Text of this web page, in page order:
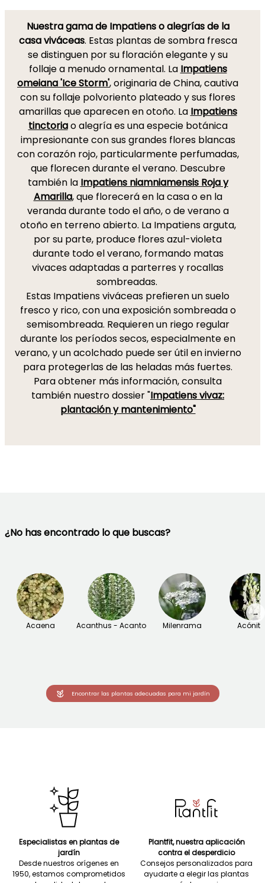
Nuestra gama de Impatiens o alegrías de la
casa viváceas. Estas plantas de sombra fresca
se distinguen por su floración elegante y su
follaje a menudo ornamental. La Impatiens
omeiana 'Ice Storm', originaria de China, cautiva
con su follaje polvoriento plateado y sus flores
amarillas que aparecen en otoño. La Impatiens
tinctoriao alegría es una especie botánica
impresionante con sus grandes flores blancas
con corazón rojo, particularmente perfumadas,
que florecen durante el verano. Descubre
también la Impatiens niamniamensis Roja y
Amarilla, que florecerá en la casa o en la
veranda durante todo el año, o de verano a
otoño en terreno abierto. La Impatiens arguta,
por su parte, produce flores azul-violeta
durante todo el verano, formando matas
vivaces adaptadas a parterres y rocallas
sombreadas.
Estas Impatiens viváceas prefieren un suelo
fresco y rico, con una exposición sombreada o
semisombreada. Requieren un riego regular
durante los períodos secos, especialmente en
verano, y un acolchado puede ser útil en invierno
para protegerlas de las heladas más fuertes.
Para obtener más información, consulta
también nuestro dossier "Impatiens vivaz:
plantación y mantenimiento"
¿No has encontrado lo que buscas?
Acaena Acanthus - Acanto Milenrama
→
Encontrar las plantas adecuadas para mi jardín
Especialistas en plantas de
jardín
Desde nuestros orígenes en
1950, estamos comprometidos
Plantfit, nuestra aplicación
contra el desperdicio
Consejos personalizados para
ayudarte a elegir las plantas